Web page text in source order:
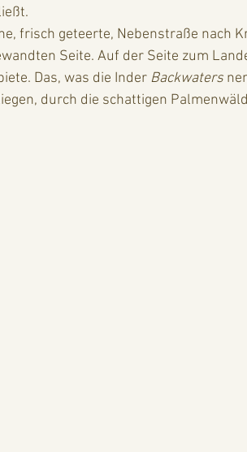
Seite. Auf der Seite zum
Das, was die Inder Backwaters
durch die schattigen